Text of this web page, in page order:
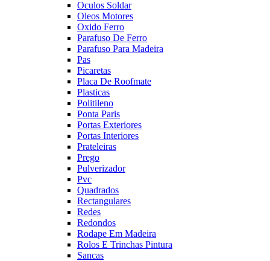
Oculos Soldar
Oleos Motores
Oxido Ferro
Parafuso De Ferro
Parafuso Para Madeira
Pas
Picaretas
Placa De Roofmate
Plasticas
Politileno
Ponta Paris
Portas Exteriores
Portas Interiores
Prateleiras
Prego
Pulverizador
Pvc
Quadrados
Rectangulares
Redes
Redondos
Rodape Em Madeira
Rolos E Trinchas Pintura
Sancas